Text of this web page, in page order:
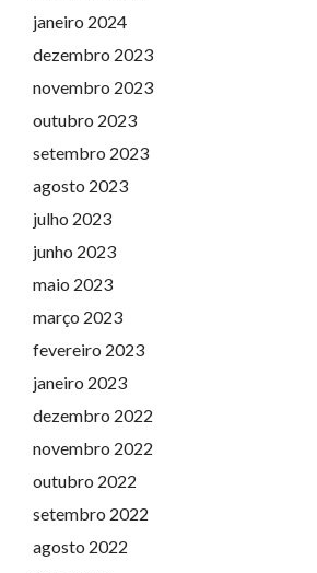
janeiro 2024
dezembro 2023
novembro 2023
outubro 2023
setembro 2023
agosto 2023
julho 2023
junho 2023
maio 2023
março 2023
fevereiro 2023
janeiro 2023
dezembro 2022
novembro 2022
outubro 2022
setembro 2022
agosto 2022